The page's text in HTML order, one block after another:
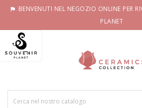

BENVENUTI NEL NEGOZIO ONLINE PER
PLANET